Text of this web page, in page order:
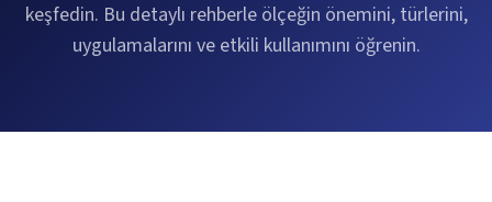
keşfedin. Bu detaylı rehberle ölçeğin önemini, türlerini,
uygulamalarını ve etkili kullanımını öğrenin.